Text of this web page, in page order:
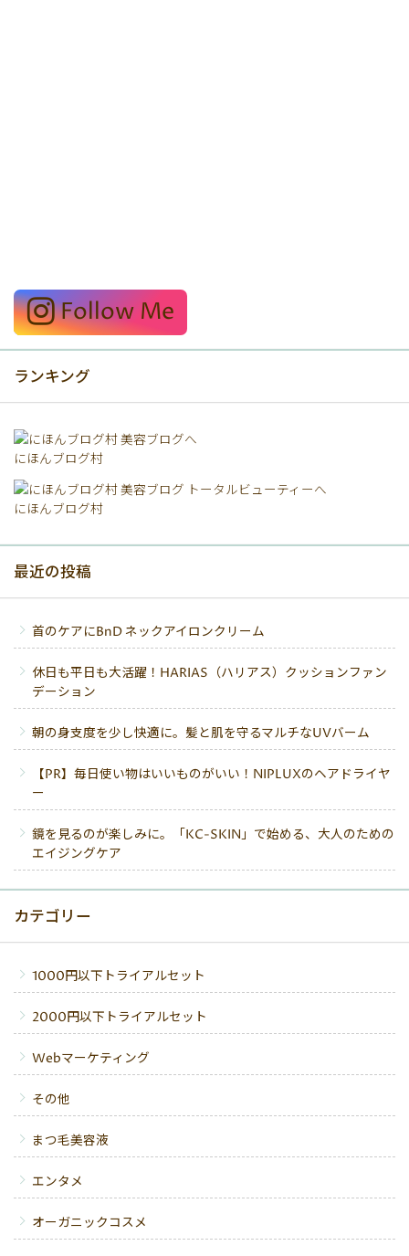
Follow Me
ランキング
にほんブログ村
にほんブログ村
最近の投稿
首のケアにBnD ネックアイロンクリーム
休日も平日も大活躍！HARIAS（ハリアス）クッションファン
デーション
朝の身支度を少し快適に。髪と肌を守るマルチなUVバーム
【PR】毎日使い物はいいものがいい！NIPLUXのヘアドライヤ
ー
鏡を見るのが楽しみに。「KC-SKIN」で始める、大人のための
エイジングケア
カテゴリー
1000円以下トライアルセット
2000円以下トライアルセット
Webマーケティング
その他
まつ毛美容液
エンタメ
オーガニックコスメ